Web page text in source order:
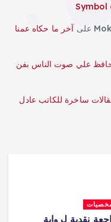
على آخر ما حكاه عمنا
ضرار يحافظ علي صوت الناس بفن
ساخرة للكاتب عادل
لقاءات
Africa Must